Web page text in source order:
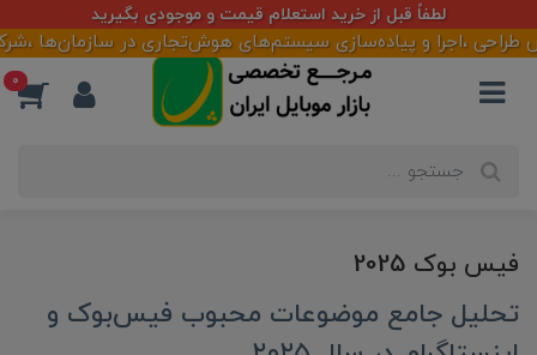
لطفاً قبل از خرید استعلام قیمت و موجودی بگیرید
،اجرا و پیاده‌سازی سیستم‌های هوش‌تجاری در سازمان‌ها
0
فیس بوک 2025
تحلیل جامع موضوعات محبوب فیس‌بوک و